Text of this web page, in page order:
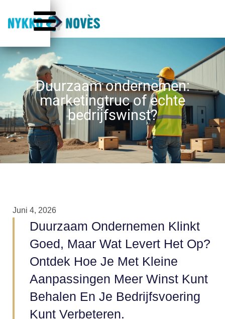
Duurzaam ondernemen:
marketingtruc of echte
bedrijfswinst?
Juni 4, 2026
Duurzaam Ondernemen Klinkt
Goed, Maar Wat Levert Het Op?
Ontdek Hoe Je Met Kleine
Aanpassingen Meer Winst Kunt
Behalen En Je Bedrijfsvoering
Kunt Verbeteren.